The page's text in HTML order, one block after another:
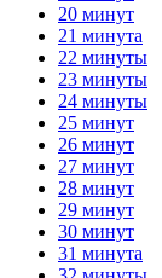
20 минут
21 минута
22 минуты
23 минуты
24 минуты
25 минут
26 минут
27 минут
28 минут
29 минут
30 минут
31 минута